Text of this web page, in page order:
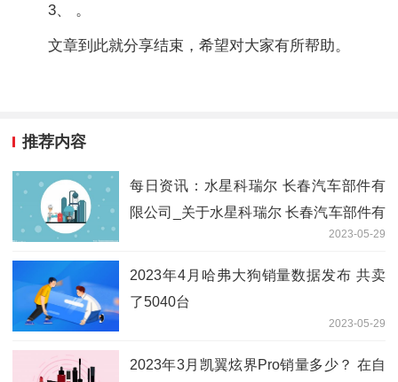
3、 。
文章到此就分享结束，希望对大家有所帮助。
推荐内容
每日资讯：水星科瑞尔 长春汽车部件有
限公司_关于水星科瑞尔 长春汽车部件有
2023-05-29
2023年4月哈弗大狗销量数据发布 共卖
了5040台
2023-05-29
2023年3月凯翼炫界Pro销量多少？ 在自